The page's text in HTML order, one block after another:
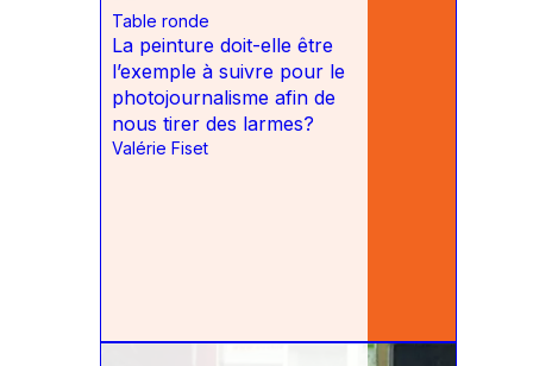
Table ronde
La peinture doit-elle être
l’exemple à suivre pour le
photojournalisme afin de
nous tirer des larmes?
Valérie Fiset